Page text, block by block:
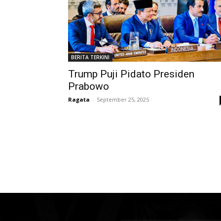
BERITA TERKINI
Trump Puji Pidato Presiden
Prabowo
Ragata - September 25, 2025